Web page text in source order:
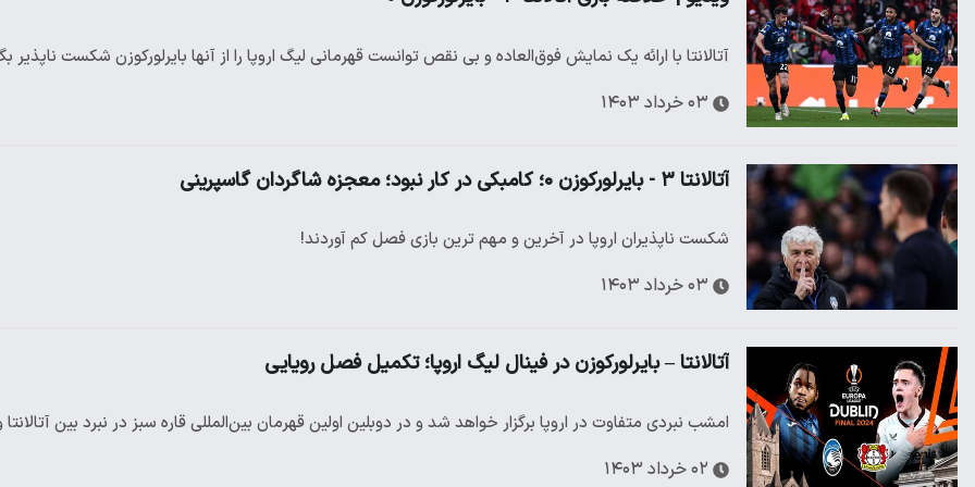
آتالانتا با ارائه یک نمایش فوق‌العاده و بی نقص توانست قهرمانی لیگ اروپا را از آنها بایرلورکوزن شکست ناپذیر
۰۳ خرداد ۱۴۰۳
آتالانتا ۳ - بایرلورکوزن ۰؛ کامبکی در کار نبود؛ معجزه شاگردان گاسپرینی
شکست ناپذیران اروپا در آخرین و مهم ترین بازی فصل کم آوردند!
۰۳ خرداد ۱۴۰۳
آتالانتا – بایرلورکوزن در فینال لیگ اروپا؛ تکمیل فصل رویایی
امشب نبردی متفاوت در اروپا برگزار خواهد شد و در دوبلین اولین قهرمان بین‌المللی قاره سبز در نبرد بین
۰۲ خرداد ۱۴۰۳